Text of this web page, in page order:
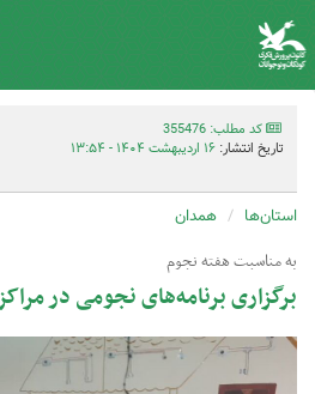
کد مطلب: 355476
تاریخ انتشار: ۱۶ اردیبهشت ۱۴۰۴ - ۱۳:۵۴
استان‌ها همدان
به مناسبت هفته نجوم
برگزاری برنامه‌های نجومی در